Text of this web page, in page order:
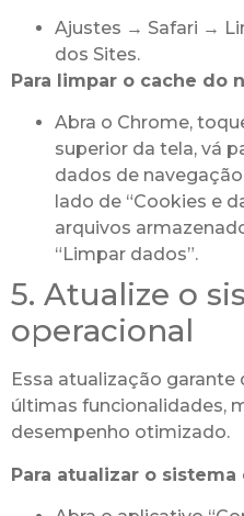
Ajustes → Safari →
dos Sites.
Para limpar o cache do
Abra o Chrome,
superior da tela, vá
dados de
lado de “Cookies e
arquivos
“Limpar dados”.
5. Atualize o
operacional
Essa atualização garante
últimas funcionalidades,
desempenho otimizado.
Para atualizar o